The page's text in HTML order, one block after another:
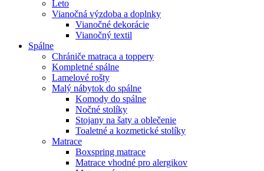
Leto
Vianočná výzdoba a doplnky
Vianočné dekorácie
Vianočný textil
Spálne
Chrániče matraca a toppery
Kompletné spálne
Lamelové rošty
Malý nábytok do spálne
Komody do spálne
Nočné stolíky
Stojany na šaty a oblečenie
Toaletné a kozmetické stolíky
Matrace
Boxspring matrace
Matrace vhodné pro alergikov